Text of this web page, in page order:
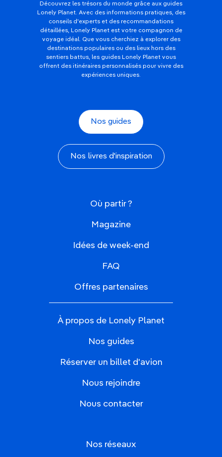
Découvrez les trésors du monde grâce aux guides
Lonely Planet. Avec des informations pratiques, des
conseils d'experts et des recommandations
détaillées, Lonely Planet est votre compagnon de
voyage idéal. Que vous cherchiez à explorer des
destinations populaires ou des lieux hors des
sentiers battus, les guides Lonely Planet vous
offrent des itinéraires personnalisés pour vivre des
expériences uniques.
Nos guides
Nos livres d'inspiration
Où partir ?
Magazine
Idées de week-end
FAQ
Offres partenaires
À propos de Lonely Planet
Nos guides
Réserver un billet d'avion
Nous rejoindre
Nous contacter
Nos réseaux